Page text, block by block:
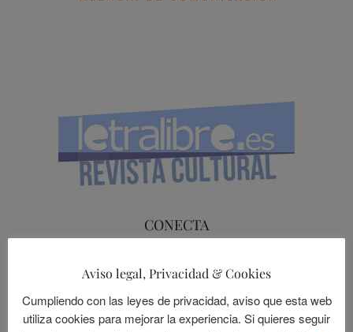
CONECTA
FACEBOOK TWITTER LINKEDIN INSTAGRAM MAIL
Aviso legal, Privacidad & Cookies
Cumpliendo con las leyes de privacidad, aviso que esta web
utiliza cookies para mejorar la experiencia. Si quieres seguir